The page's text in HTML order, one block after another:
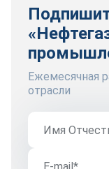
Ежемесячная
отрасли